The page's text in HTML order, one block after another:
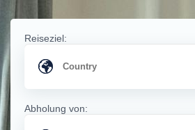
Reiseziel:
Abholung von: